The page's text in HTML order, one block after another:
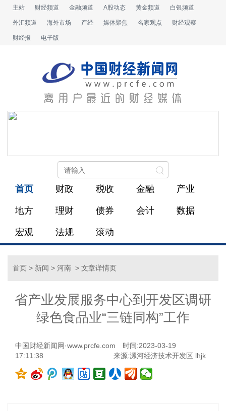
主站 财经频道 金融频道 A股动态 黄金频道 白银频道
外汇频道 海外市场 产经 媒体聚焦 名家观点 财经观察
财经报 电子版
首页 财政 税收 金融 产业
地方 理财 债券 会计 数据
宏观 法规 滚动
首页 > 新闻 > 河南 > 文章详情页
省产业发展服务中心到开发区调研
绿色食品业“三链同构”工作
中国财经新闻网·www.prcfe.com
时间:2023-03-19
17:11:38
来源:漯河经济技术开发区 lhjk